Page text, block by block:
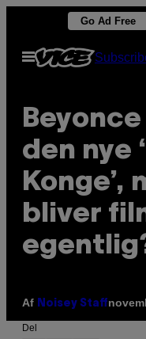
indhold
Go Ad Free
Åbn
Menu
den nye
Konge’,
bliver
Af Noisey Staff
Del